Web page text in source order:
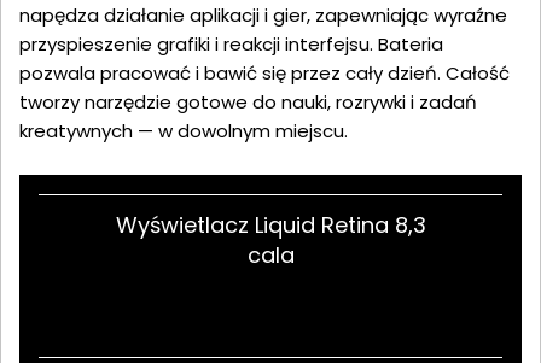
napędza działanie aplikacji i gier, zapewniając wyraźne
przyspieszenie grafiki i reakcji interfejsu. Bateria
pozwala pracować i bawić się przez cały dzień. Całość
tworzy narzędzie gotowe do nauki, rozrywki i zadań
kreatywnych — w dowolnym miejscu.
Wyświetlacz Liquid Retina 8,3
cala